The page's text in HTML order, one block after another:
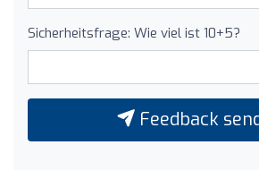
Sicherheitsfrage: Wie viel ist 10+5?
Feedback